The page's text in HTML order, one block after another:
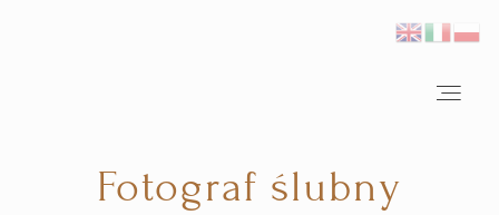
Fotograf ślubny
Fotograf ślubny Kraków